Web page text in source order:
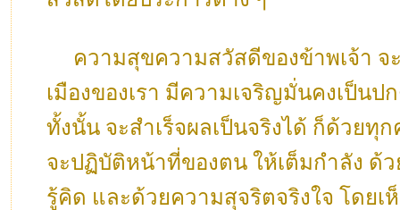
ความสุขความสวัสดีของข้าพเจ้า จ
เมืองของเรา มีความเจริญมั่นคงเป็น
ทั้งนั้น จะสำเร็จผลเป็นจริงได้ ก็ด้วยทุ
จะปฏิบัติหน้าที่ของตน ให้เต็มกำลัง ด้
รู้คิด และด้วยความสุจริตจริงใจ โดย